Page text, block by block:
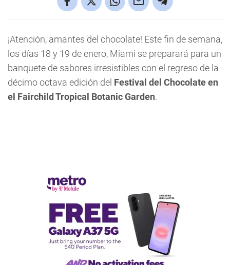
¡Atención, amantes del chocolate! Este fin de semana,
los días 18 y 19 de enero, Miami se preparará para un
banquete de sabores irresistibles con el regreso de la
décimo octava edición del Festival del Chocolate en
el Fairchild Tropical Botanic Garden.